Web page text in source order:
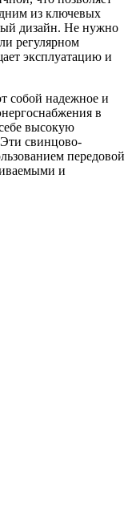
из ключевых
дизайн. Не нужно
регулярном
эксплуатацию и
собой надежное и
в
высокую
Эти свинцово-
передовой
и